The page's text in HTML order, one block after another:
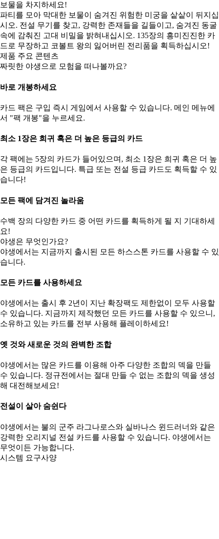
보물을 차지하세요!
파티를 모아 막대한 보물이 숨겨진 위험한 미궁을 샅샅이 뒤지십
시오. 전설 무기를 찾고, 강력한 존재들을 길들이고, 숨겨진 동굴
속에 감춰진 고대 비밀을 밝혀내십시오. 135장의 흥미진진한 카
드로 무장하고 코볼트 왕의 잃어버린 전리품을 획득하십시오!
제품 주요 콘텐츠
짜릿한 야생으로 모험을 떠나볼까요?
바로 개봉하세요
카드 팩은 구입 즉시 게임에서 사용할 수 있습니다. 메인 메뉴에
서 "팩 개봉"을 누르세요.
최소 1장은 희귀 혹은 더 높은 등급의 카드
각 팩에는 5장의 카드가 들어있으며, 최소 1장은 희귀 혹은 더 높
은 등급의 카드입니다. 특급 또는 전설 등급 카드도 획득할 수 있
습니다!
모든 팩에 담겨진 놀라움
수백 장의 다양한 카드 중 어떤 카드를 획득하게 될 지 기대하세
요!
야생은 무엇인가요?
야생에서는 지금까지 출시된 모든 하스스톤 카드를 사용할 수 있
습니다.
모든 카드를 사용하세요
야생에서는 출시 후 2년이 지난 확장팩도 제한없이 모두 사용할
수 있습니다. 지금까지 제작했던 모든 카드를 사용할 수 있으니,
소유하고 있는 카드를 전부 사용해 플레이하세요!
옛 것와 새로운 것의 완벽한 조합
야생에서는 많은 카드를 이용해 아주 다양한 조합의 덱을 만들
수 있습니다. 정규전에서는 절대 만들 수 없는 조합의 덱을 생성
해 대전해보세요!
전설이 살아 숨쉰다
야생에서는 불의 군주 라그나로스와 실바나스 윈드러너와 같은
강력한 오리지널 전설 카드를 사용할 수 있습니다. 야생에서는
무엇이든 가능합니다.
시스템 요구사양